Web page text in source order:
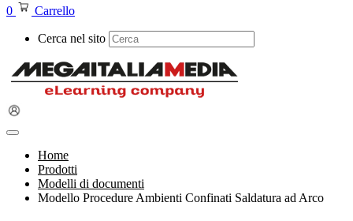
0
Carrello
Cerca nel sito
Home
Prodotti
Modelli di documenti
Modello Procedure Ambienti Confinati Saldatura ad Arco